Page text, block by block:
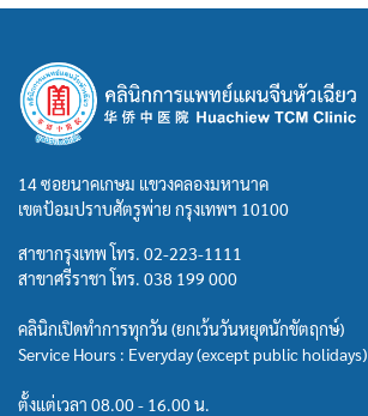
14 ซอยนาคเกษม แขวงคลองมหานาค
เขตป้อมปราบศัตรูพ่าย กรุงเทพฯ 10100
สาขากรุงเทพ โทร. 02-223-1111
สาขาศรีราชา โทร. 038 199 000
คลินิกเปิดทำการทุกวัน (ยกเว้นวันหยุดนักขัตฤกษ์)
Service Hours : Everyday (except public holidays)
ตั้งแต่เวลา 08.00 - 16.00 น.